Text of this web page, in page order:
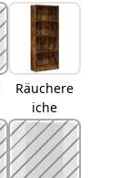
Räuchere
iche